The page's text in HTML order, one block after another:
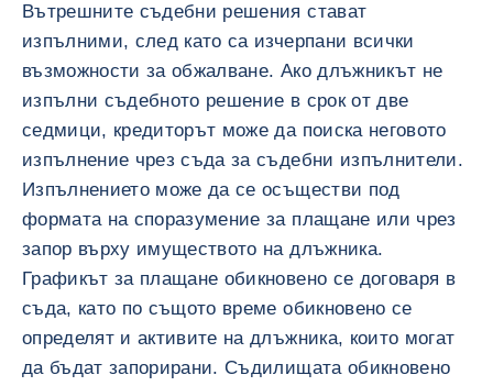
Вътрешните съдебни решения стават
изпълними, след като са изчерпани всички
възможности за обжалване. Ако длъжникът не
изпълни съдебното решение в срок от две
седмици, кредиторът може да поиска неговото
изпълнение чрез съда за съдебни изпълнители.
Изпълнението може да се осъществи под
формата на споразумение за плащане или чрез
запор върху имуществото на длъжника.
Графикът за плащане обикновено се договаря в
съда, като по същото време обикновено се
определят и активите на длъжника, които могат
да бъдат запорирани. Съдилищата обикновено